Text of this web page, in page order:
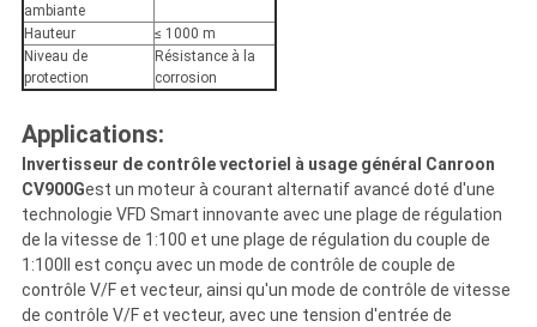
ambiante
Hauteur
≤ 1000 m
Niveau de
protection
Résistance à la
corrosion
Applications:
Invertisseur de contrôle vectoriel à usage général Canroon
CV900Gest un moteur à courant alternatif avancé doté d'une
technologie VFD Smart innovante avec une plage de régulation
de la vitesse de 1:100 et une plage de régulation du couple de
1:100Il est conçu avec un mode de contrôle de couple de
contrôle V/F et vecteur, ainsi qu'un mode de contrôle de vitesse
de contrôle V/F et vecteur, avec une tension d'entrée de